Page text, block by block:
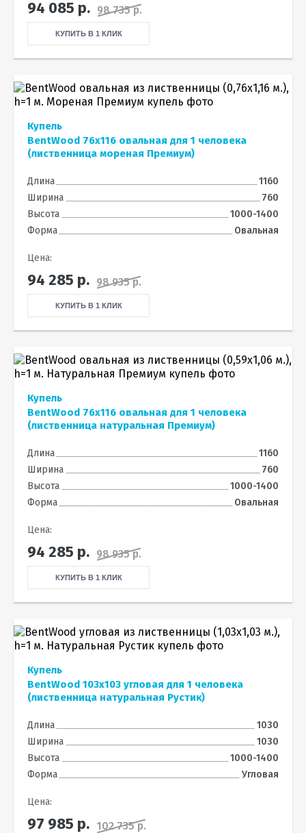
94 085 р. 98 735 р.
КУПИТЬ В 1 КЛИК
Купель
BentWood 76х116 овальная для 1 человека
(лиственница мореная Премиум)
Длина
1160
Ширина
760
Высота
1000-1400
Форма
Овальная
Цена:
94 285 р. 98 935 р.
КУПИТЬ В 1 КЛИК
Купель
BentWood 76х116 овальная для 1 человека
(лиственница натуральная Премиум)
Длина
1160
Ширина
760
Высота
1000-1400
Форма
Овальная
Цена:
94 285 р. 98 935 р.
КУПИТЬ В 1 КЛИК
Купель
BentWood 103х103 угловая для 1 человека
(лиственница натуральная Рустик)
Длина
1030
Ширина
1030
Высота
1000-1400
Форма
Угловая
Цена:
97 985 р. 102 735 р.